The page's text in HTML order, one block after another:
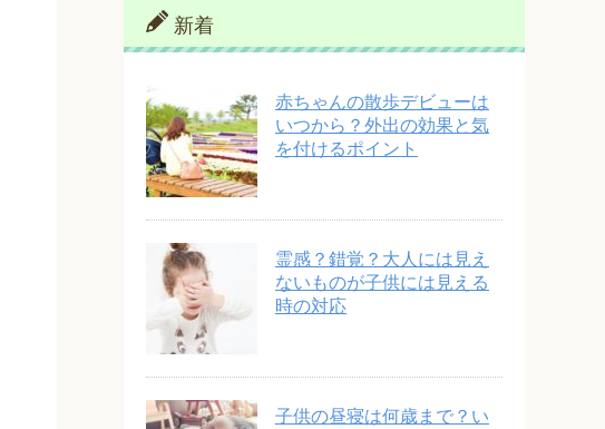
新着
赤ちゃんの散歩デビューは
いつから？外出の効果と気
を付けるポイント
霊感？錯覚？大人には見え
ないものが子供には見える
時の対応
子供の昼寝は何歳まで？い